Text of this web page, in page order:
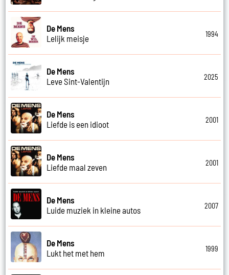
De Mens
Lelijk meisje
1994
De Mens
Leve Sint-Valentijn
2025
De Mens
Liefde is een idioot
2001
De Mens
Liefde maal zeven
2001
De Mens
Luide muziek in kleine autos
2007
De Mens
Lukt het met hem
1999